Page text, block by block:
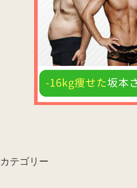
カテゴリー